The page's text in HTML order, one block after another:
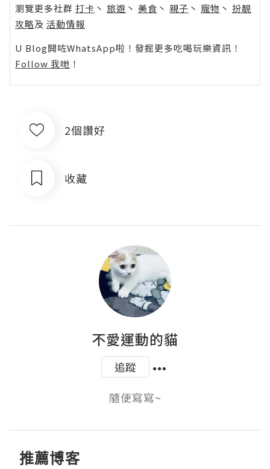
瀏覽更多社群 打卡 丶 旅遊 丶 美食 丶 親子 丶 寵物 丶 扮靚
攻略及 活動情報
U Blog開咗WhatsApp啦！發掘更多吃喝玩樂資訊！
Follow 我哋 ！
2個讚好
收藏
不愛運動的貓
追蹤
隨便寫寫~
推薦博客